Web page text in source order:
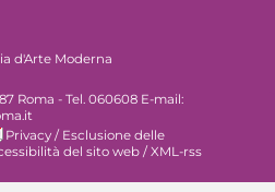
d'Arte Moderna
Roma - Tel. 060608 E-mail:
Privacy / Esclusione delle
del sito web / XML-rss